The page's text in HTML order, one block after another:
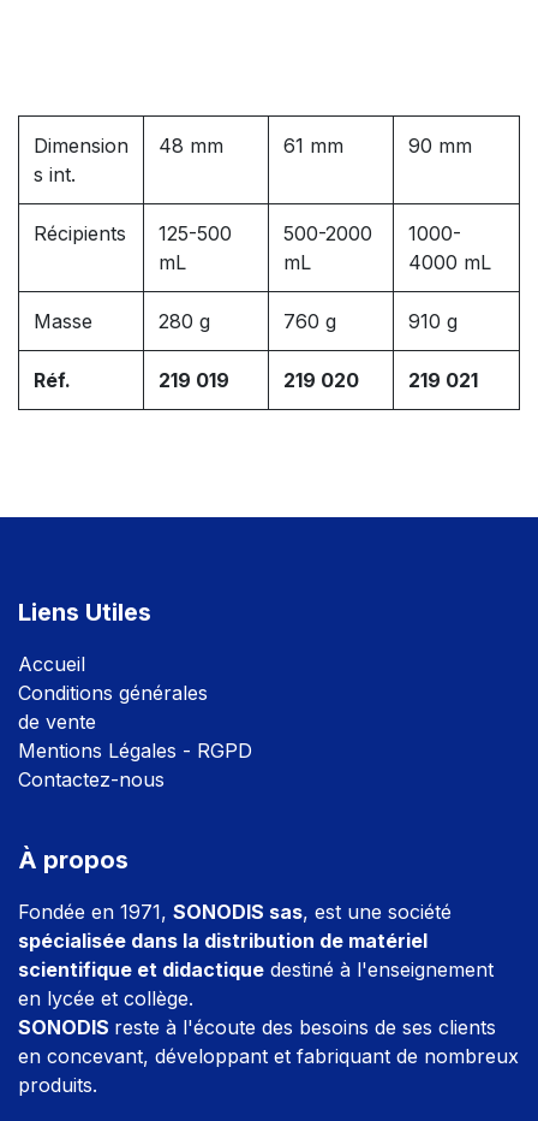
Dimension
s int.
48 mm 61 mm 90 mm
Récipients
125-500
mL
500-2000
mL
1000-
4000 mL
Masse 280 g 760 g 910 g
Réf. 219 019 219 020 219 021
Liens Utiles
Accueil
Conditions générales
de vente
Mentions Légales - RGPD
Contactez-nous
À propos
Fondée en 1971, SONODIS sas, est une société
spécialisée dans la distribution de matériel
scientifique et didactique destiné à l'enseignement
en lycée et collège.
SONODIS reste à l'écoute des besoins de ses clients
en concevant, développant et fabriquant de nombreux
produits.